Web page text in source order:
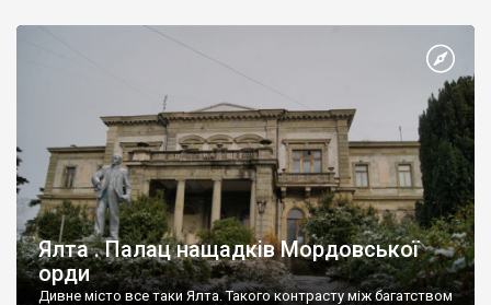
Ялта . Палац нащадків Мордовської
орди
Дивне місто все таки Ялта. Такого контрасту між багатством